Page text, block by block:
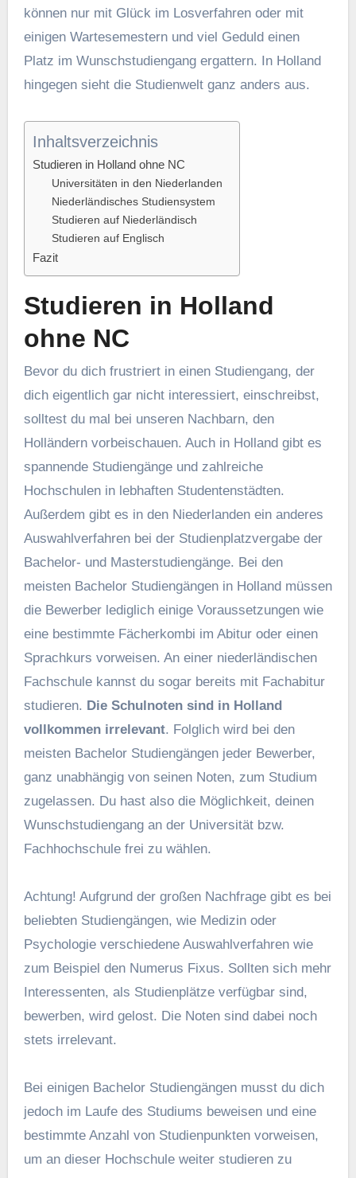
können nur mit Glück im Losverfahren oder mit
einigen Wartesemestern und viel Geduld einen
Platz im Wunschstudiengang ergattern. In Holland
hingegen sieht die Studienwelt ganz anders aus.
Inhaltsverzeichnis
Studieren in Holland ohne NC
Universitäten in den Niederlanden
Niederländisches Studiensystem
Studieren auf Niederländisch
Studieren auf Englisch
Fazit
Studieren in Holland
ohne NC
Bevor du dich frustriert in einen Studiengang, der
dich eigentlich gar nicht interessiert, einschreibst,
solltest du mal bei unseren Nachbarn, den
Holländern vorbeischauen. Auch in Holland gibt es
spannende Studiengänge und zahlreiche
Hochschulen in lebhaften Studentenstädten.
Außerdem gibt es in den Niederlanden ein anderes
Auswahlverfahren bei der Studienplatzvergabe der
Bachelor- und Masterstudiengänge. Bei den
meisten Bachelor Studiengängen in Holland müssen
die Bewerber lediglich einige Voraussetzungen wie
eine bestimmte Fächerkombi im Abitur oder einen
Sprachkurs vorweisen. An einer niederländischen
Fachschule kannst du sogar bereits mit Fachabitur
studieren. Die Schulnoten sind in Holland
vollkommen irrelevant. Folglich wird bei den
meisten Bachelor Studiengängen jeder Bewerber,
ganz unabhängig von seinen Noten, zum Studium
zugelassen. Du hast also die Möglichkeit, deinen
Wunschstudiengang an der Universität bzw.
Fachhochschule frei zu wählen.
Achtung! Aufgrund der großen Nachfrage gibt es bei
beliebten Studiengängen, wie Medizin oder
Psychologie verschiedene Auswahlverfahren wie
zum Beispiel den Numerus Fixus. Sollten sich mehr
Interessenten, als Studienplätze verfügbar sind,
bewerben, wird gelost. Die Noten sind dabei noch
stets irrelevant.
Bei einigen Bachelor Studiengängen musst du dich
jedoch im Laufe des Studiums beweisen und eine
bestimmte Anzahl von Studienpunkten vorweisen,
um an dieser Hochschule weiter studieren zu